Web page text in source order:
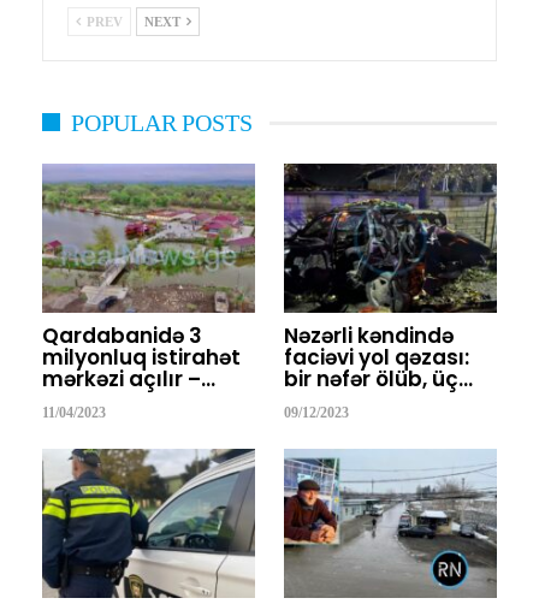
PREV NEXT
POPULAR POSTS
Qardabanidə 3
milyonluq istirahət
mərkəzi açılır –…
11/04/2023
Nəzərli kəndində
faciəvi yol qəzası:
bir nəfər ölüb, üç…
09/12/2023